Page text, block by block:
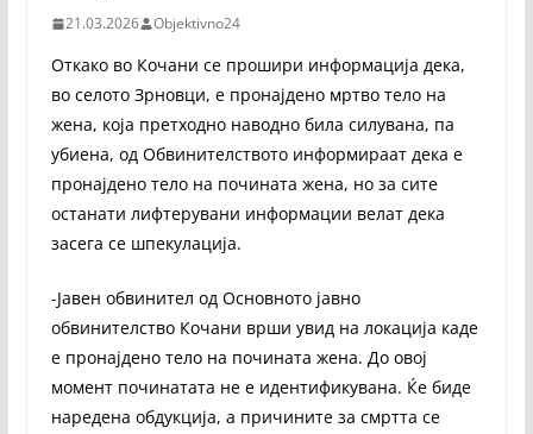
21.03.2026 Objektivno24
Откако во Кочани се прошири информација дека,
во селото Зрновци, е пронајдено мртво тело на
жена, која претходно наводно била силувана, па
убиена, од Обвинителството информираат дека е
пронајдено тело на почината жена, но за сите
останати лифтерувани информации велат дека
засега се шпекулација.
-Јавен обвинител од Основното јавно
обвинителство Кочани врши увид на локација каде
е пронајдено тело на почината жена. До овој
момент починатата не е идентификувана. Ќе биде
наредена обдукција, а причините за смртта се